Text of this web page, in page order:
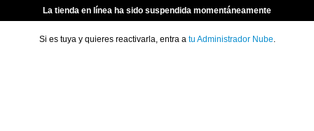
La tienda en línea ha sido suspendida momentáneamente
Si es tuya y quieres reactivarla, entra a tu Administrador Nube.